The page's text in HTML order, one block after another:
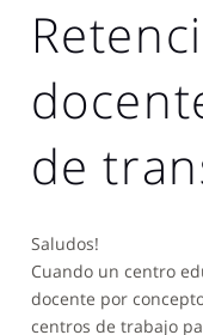
de
Saludos!
Cuando un centro
docente por
centros de trabajo